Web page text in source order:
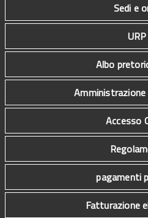
Sedi e
URP
Albo
Accesso
pagamenti
Fatturazione